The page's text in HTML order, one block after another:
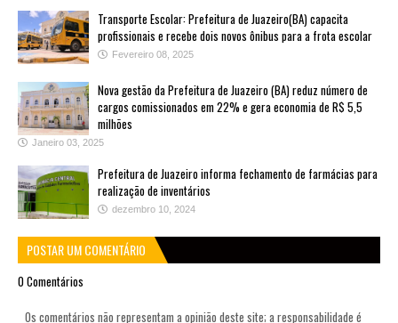
Transporte Escolar: Prefeitura de Juazeiro(BA) capacita
profissionais e recebe dois novos ônibus para a frota escolar
Fevereiro 08, 2025
Nova gestão da Prefeitura de Juazeiro (BA) reduz número de
cargos comissionados em 22% e gera economia de R$ 5,5
milhões
Janeiro 03, 2025
Prefeitura de Juazeiro informa fechamento de farmácias para
realização de inventários
dezembro 10, 2024
POSTAR UM COMENTÁRIO
0 Comentários
Os comentários não representam a opinião deste site; a responsabilidade é